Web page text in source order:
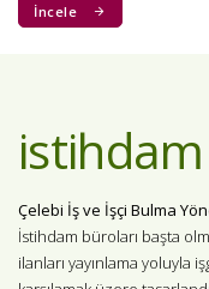
İncele
Çelebi İş ve İşçi Bulma
İstihdam büroları başta
ilanları yayınlama yoluyla